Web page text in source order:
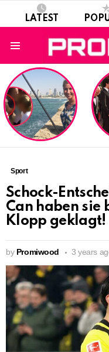
LATEST
LATEST
STORIES
Sport
Schock-
Can haben sie
Klopp geklagt!
by Promiwood 3 years